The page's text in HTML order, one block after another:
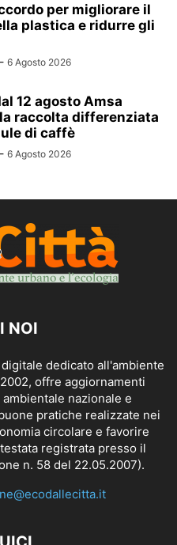
per migliorare il
plastica e ridurre gli
- 6 Agosto 2026
12 agosto Amsa
raccolta differenziata
di caffè
- 6 Agosto 2026
NOI
dedicato all'ambiente
offre aggiornamenti
nazionale e
pratiche realizzate nei
circolare e favorire
registrata presso il
n. 58 del 22.05.2007).